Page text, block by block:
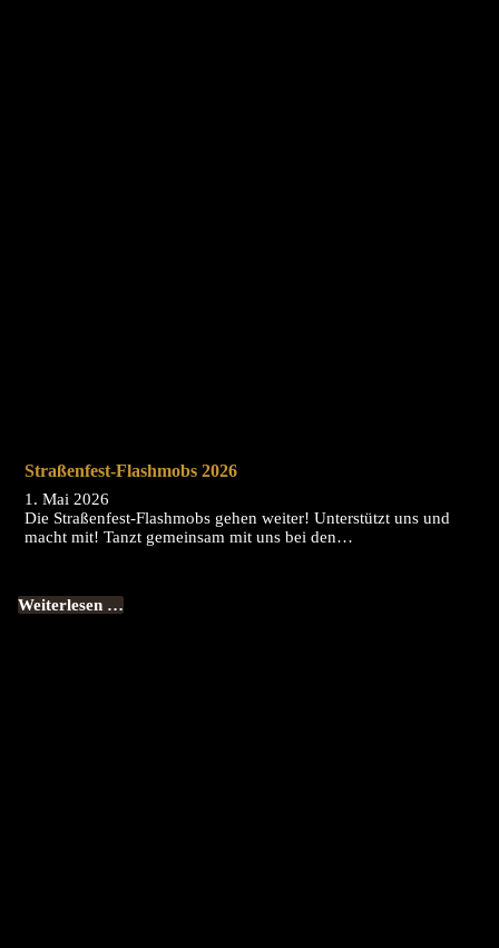
Straßenfest-Flashmobs 2026
1. Mai 2026
Die Straßenfest-Flashmobs gehen weiter! Unterstützt uns und
macht mit! Tanzt gemeinsam mit uns bei den…
Weiterlesen …